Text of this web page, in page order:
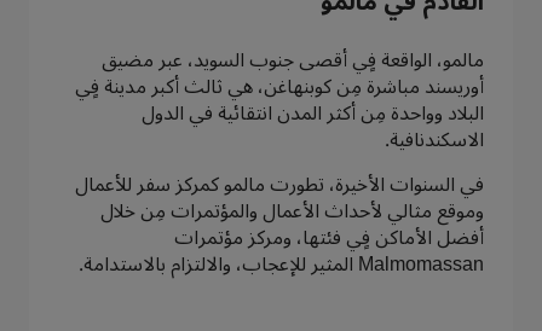
العلامات التجارية التابعة في الصين
Jin Jiang
Kunlun
Golden Tulip
مالمو، الواقعة فٍي أقصى جنوب السويد، عبر مضيق
أوريسند مباشرة مِن كوبنهاغن، هي ثالث أكبر مدينة فٍي
البلاد وواحدة مِن أكثر المدن انتقائية في الدول
الاسكندنافية.
في السنوات الأخيرة، تطورت مالمو كمركز سفر للأعمال
وموقع مثالي لأحداث الأعمال والمؤتمرات مِن خلال
أفضل الأماكن فٍي فئتها، ومركز مؤتمرات
Malmomassan المثير للإعجاب، والالتزام بالاستدامة.